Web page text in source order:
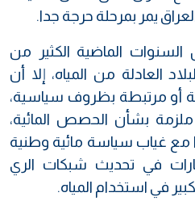
يمر بمرحلة حرجة جدا.
السنوات الماضية الكثير من
العادلة من المياه، إلا أن
أو مرتبطة بظروف سياسية،
بشأن الحصص المائية،
مع غياب سياسة مائية وطنية
في تحديث شبكات الري
في استخدام المياه.